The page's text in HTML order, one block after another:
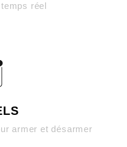
réel
armer et désarmer